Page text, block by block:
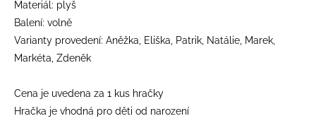
Materiál: plyš
Balení: volně
Varianty provedení: Aněžka, Eliška, Patrik, Natálie, Marek,
Markéta, Zdeněk
Cena je uvedena za 1 kus hračky
Hračka je vhodná pro děti od narození